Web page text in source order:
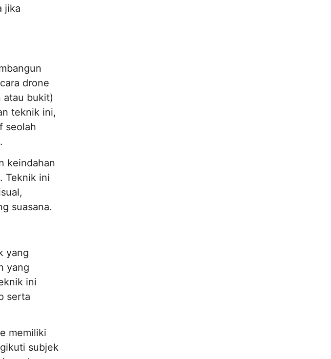
jika
drone
atau bukit)
teknik ini,
seolah
keindahan
Teknik ini
suasana.
yang
yang
ini
serta
memiliki
subjek